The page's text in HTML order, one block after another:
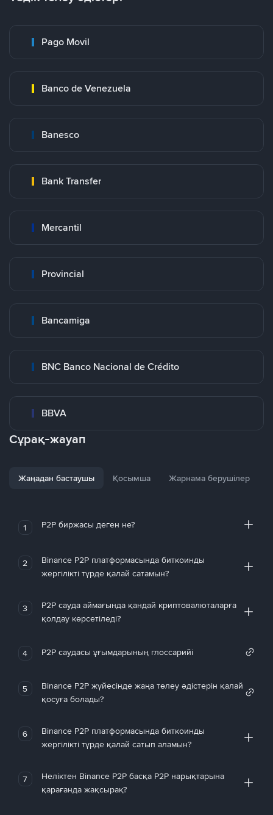
Pago Movil
Banco de Venezuela
Banesco
Bank Transfer
Mercantil
Provincial
Bancamiga
BNC Banco Nacional de Crédito
BBVA
Сұрақ-жауап
Жаңадан бастаушы Қосымша Жарнама берушілер
1 P2P биржасы деген не?
2
Binance P2P платформасында биткоинды
жергілікті түрде қалай сатамын?
3
P2P сауда аймағында қандай криптовалюталарға
қолдау көрсетіледі?
4 P2P саудасы ұғымдарының глоссарийі
5
Binance P2P жүйесінде жаңа төлеу әдістерін қалай
қосуға болады?
6
Binance P2P платформасында биткоинды
жергілікті түрде қалай сатып аламын?
7
Неліктен Binance P2P басқа P2P нарықтарына
қарағанда жақсырақ?